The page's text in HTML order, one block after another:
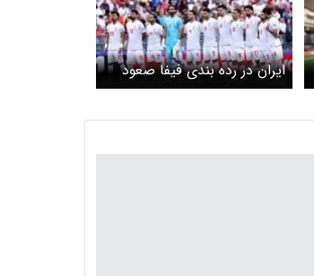
ایران در رده بندی فیفا صعود
کرد